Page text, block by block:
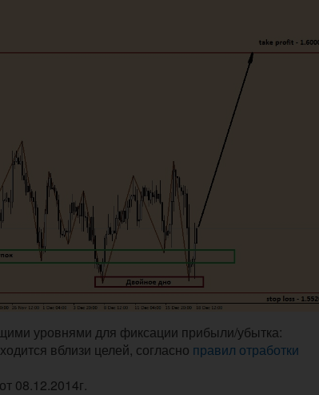
уровнями для фиксации прибыли/убытка:
вблизи целей, согласно правил отработки
08.12.2014г.